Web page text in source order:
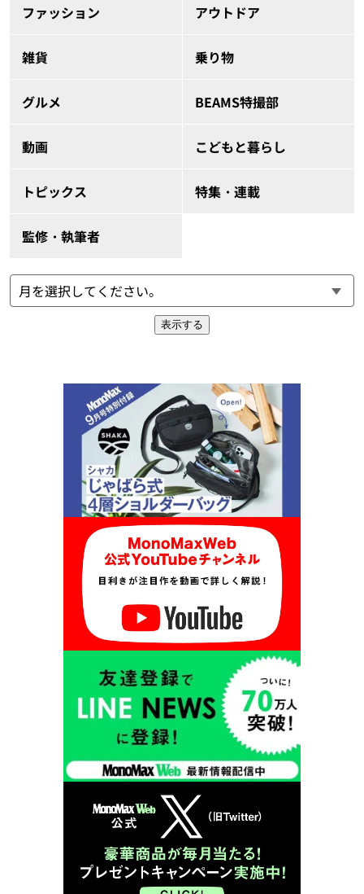
ファッション アウトドア
雑貨 乗り物
グルメ BEAMS特撮部
動画 こどもと暮らし
トピックス 特集・連載
監修・執筆者
表示する